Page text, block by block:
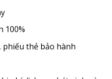
100%
phiếu thẻ bảo hành